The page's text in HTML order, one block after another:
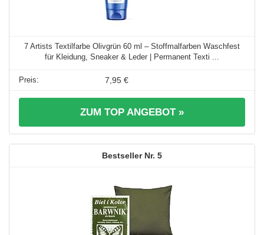
7 Artists Textilfarbe Olivgrün 60 ml – Stoffmalfarben Waschfest
für Kleidung, Sneaker & Leder | Permanent Texti ...
7,95 €
ZUM TOP ANGEBOT »
5